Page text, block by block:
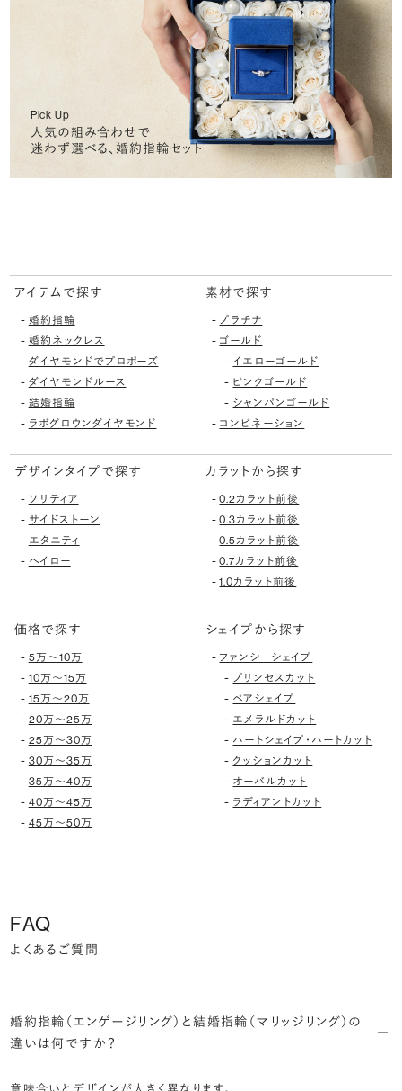
Pick Up
人気の組み合わせで
迷わず選べる、婚約指輪セット
アイテムで探す
- 婚約指輪
- 婚約ネックレス
- ダイヤモンドでプロポーズ
- ダイヤモンドルース
- 結婚指輪
- ラボグロウンダイヤモンド
素材で探す
-プラチナ
- ゴールド
-イエローゴールド
- ピンクゴールド
- シャンパンゴールド
- コンビネーション
デザインタイプで探す
- ソリティア
- サイドストーン
- エタニティ
- ヘイロー
カラットから探す
-0.2カラット前後
-0.3カラット前後
-0.5カラット前後
-0.7カラット前後
-1.0カラット前後
価格で探す
- 5万〜10万
- 10万〜15万
- 15万〜20万
- 20万〜25万
- 25万〜30万
- 30万〜35万
- 35万〜40万
- 40万〜45万
- 45万〜50万
シェイプから探す
- ファンシーシェイプ
-プリンセスカット
- ペアシェイプ
- エメラルドカット
- ハートシェイプ・ハートカット
- クッションカット
- オーバルカット
- ラディアントカット
FAQ
よくあるご質問
婚約指輪（エンゲージリング）と結婚指輪（マリッジリング）の
違いは何ですか？